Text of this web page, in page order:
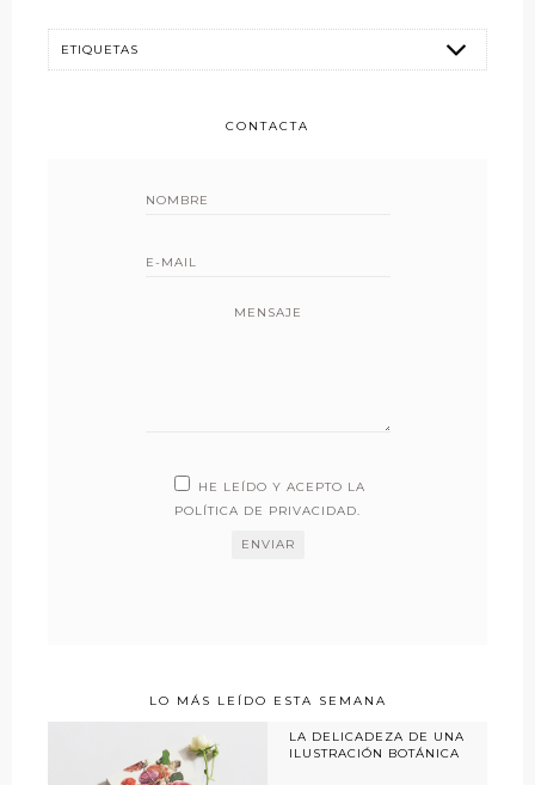
CONTACTA
MENSAJE
HE LEÍDO Y ACEPTO LA
POLÍTICA DE PRIVACIDAD.
LO MÁS LEÍDO ESTA SEMANA
LA DELICADEZA DE UNA
ILUSTRACIÓN BOTÁNICA